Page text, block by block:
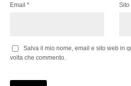
Email * Sito
Salva il mio nome, email e sito web in
volta che commento.